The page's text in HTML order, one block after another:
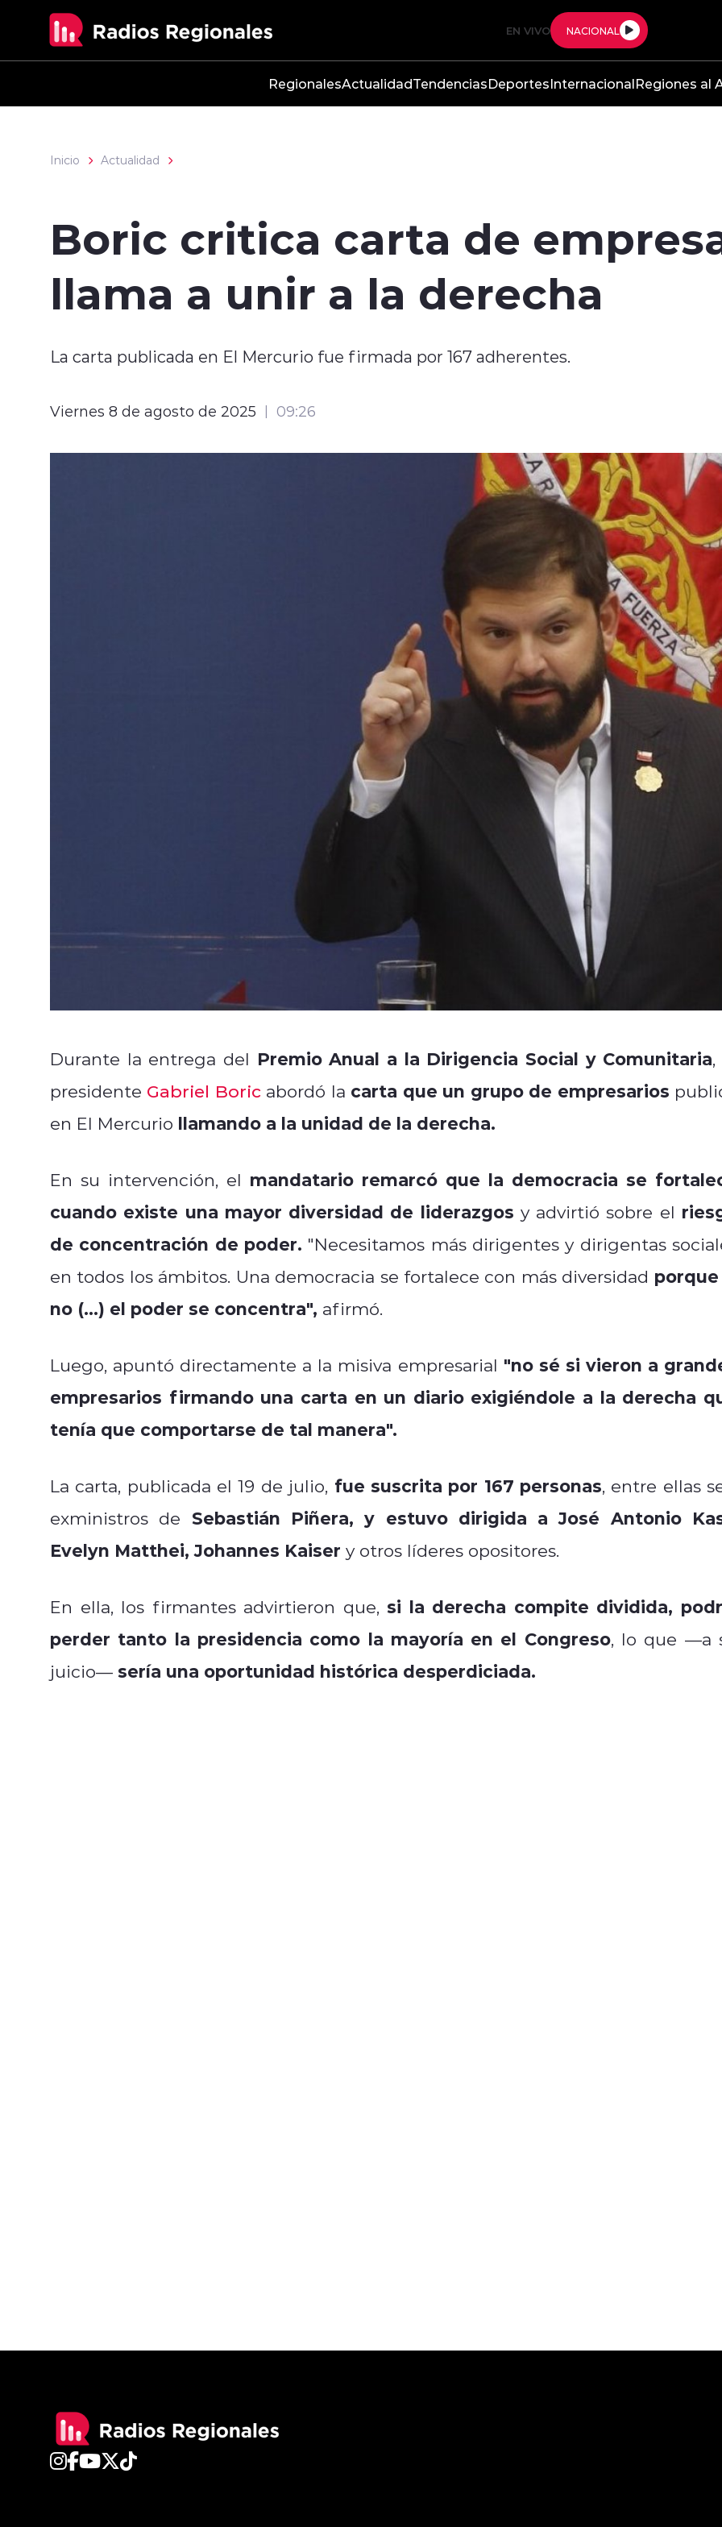
EN VIVO NACIONAL
RegionalesActualidadTendenciasDeportesInternacionalRegiones al
Inicio Actualidad
Boric critica carta de
llama a unir a la derecha
La carta publicada en El Mercurio fue firmada por 167 adherentes.
Viernes 8 de agosto de 2025 09:26
Durante la entrega del Premio Anual a la Dirigencia Social y Comunitaria
presidente Gabriel Boricabordó la carta que un grupo de empresarios
en El Mercurio llamando a la unidad de la derecha.
En su intervención, el mandatario remarcó que la democracia se
cuando existe una mayor diversidad de liderazgos y advirtió sobre el
de concentración de poder. "Necesitamos más dirigentes y dirigentas
en todos los ámbitos. Una democracia se fortalece con más diversidad
no (...) el poder se concentra", afirmó.
Luego, apuntó directamente a la misiva empresarial "no sé si vieron a
empresarios firmando una carta en un diario exigiéndole a la derecha
tenía que comportarse de tal manera".
La carta, publicada el 19 de julio, fue suscrita por 167 personas, entre ellas
exministros de Sebastián Piñera, y estuvo dirigida a José Antonio
Evelyn Matthei, Johannes Kaiser y otros líderes opositores.
En ella, los firmantes advirtieron que, si la derecha compite dividida,
perder tanto la presidencia como la mayoría en el Congreso, lo que —a
juicio— sería una oportunidad histórica desperdiciada.